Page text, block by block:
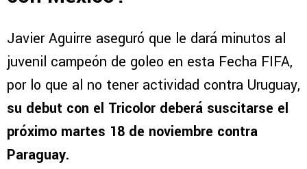
Javier Aguirre aseguró que le dará minutos al
juvenil campeón de goleo en esta Fecha FIFA,
por lo que al no tener actividad contra Uruguay,
su debut con el Tricolor deberá suscitarse el
próximo martes 18 de noviembre contra
Paraguay.